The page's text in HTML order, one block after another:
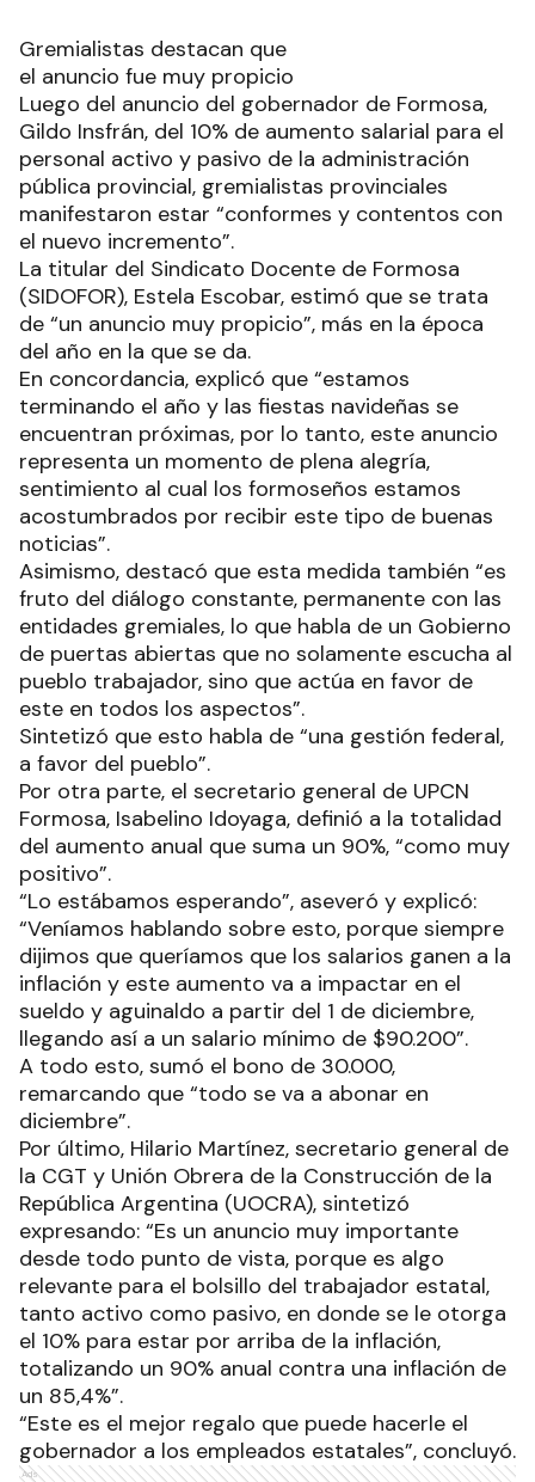
Gremialistas destacan que
el anuncio fue muy propicio
Luego del anuncio del gobernador de Formosa,
Gildo Insfrán, del 10% de aumento salarial para el
personal activo y pasivo de la administración
pública provincial, gremialistas provinciales
manifestaron estar “conformes y contentos con
el nuevo incremento”.
La titular del Sindicato Docente de Formosa
(SIDOFOR), Estela Escobar, estimó que se trata
de “un anuncio muy propicio”, más en la época
del año en la que se da.
En concordancia, explicó que “estamos
terminando el año y las fiestas navideñas se
encuentran próximas, por lo tanto, este anuncio
representa un momento de plena alegría,
sentimiento al cual los formoseños estamos
acostumbrados por recibir este tipo de buenas
noticias”.
Asimismo, destacó que esta medida también “es
fruto del diálogo constante, permanente con las
entidades gremiales, lo que habla de un Gobierno
de puertas abiertas que no solamente escucha al
pueblo trabajador, sino que actúa en favor de
este en todos los aspectos”.
Sintetizó que esto habla de “una gestión federal,
a favor del pueblo”.
Por otra parte, el secretario general de UPCN
Formosa, Isabelino Idoyaga, definió a la totalidad
del aumento anual que suma un 90%, “como muy
positivo”.
“Lo estábamos esperando”, aseveró y explicó:
“Veníamos hablando sobre esto, porque siempre
dijimos que queríamos que los salarios ganen a la
inflación y este aumento va a impactar en el
sueldo y aguinaldo a partir del 1 de diciembre,
llegando así a un salario mínimo de $90.200”.
A todo esto, sumó el bono de 30.000,
remarcando que “todo se va a abonar en
diciembre”.
Por último, Hilario Martínez, secretario general de
la CGT y Unión Obrera de la Construcción de la
República Argentina (UOCRA), sintetizó
expresando: “Es un anuncio muy importante
desde todo punto de vista, porque es algo
relevante para el bolsillo del trabajador estatal,
tanto activo como pasivo, en donde se le otorga
el 10% para estar por arriba de la inflación,
totalizando un 90% anual contra una inflación de
un 85,4%”.
“Este es el mejor regalo que puede hacerle el
gobernador a los empleados estatales”, concluyó.
Ads